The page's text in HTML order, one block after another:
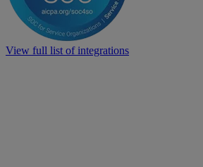
View full list of integrations